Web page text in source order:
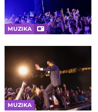
MUZIKA
MUZIKA